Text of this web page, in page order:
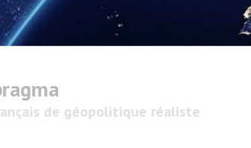
de géopolitique réaliste